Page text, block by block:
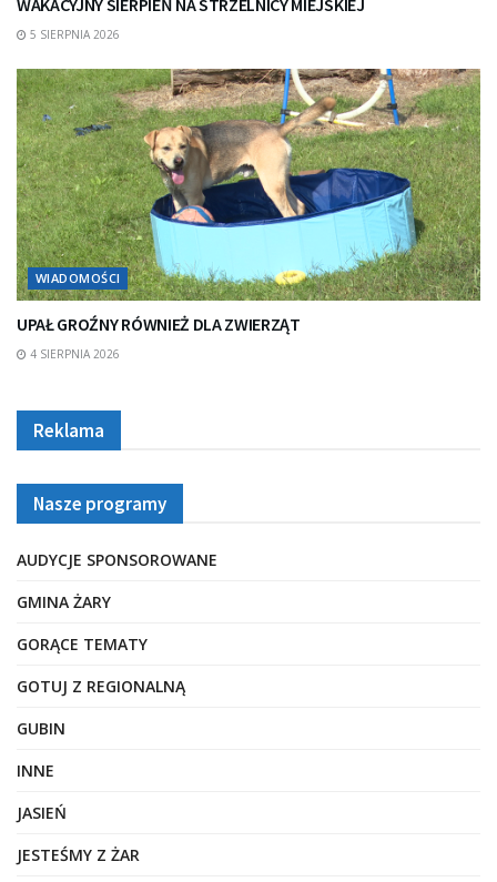
5 SIERPNIA 2026
WIADOMOŚCI
UPAŁ GROŹNY RÓWNIEŻ DLA ZWIERZĄT
4 SIERPNIA 2026
Reklama
Nasze programy
AUDYCJE SPONSOROWANE
GMINA ŻARY
GORĄCE TEMATY
GOTUJ Z REGIONALNĄ
GUBIN
INNE
JASIEŃ
JESTEŚMY Z ŻAR